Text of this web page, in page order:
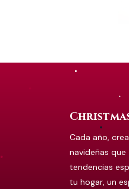
Cada año,
navideñas que
tendencias
tu hogar, un